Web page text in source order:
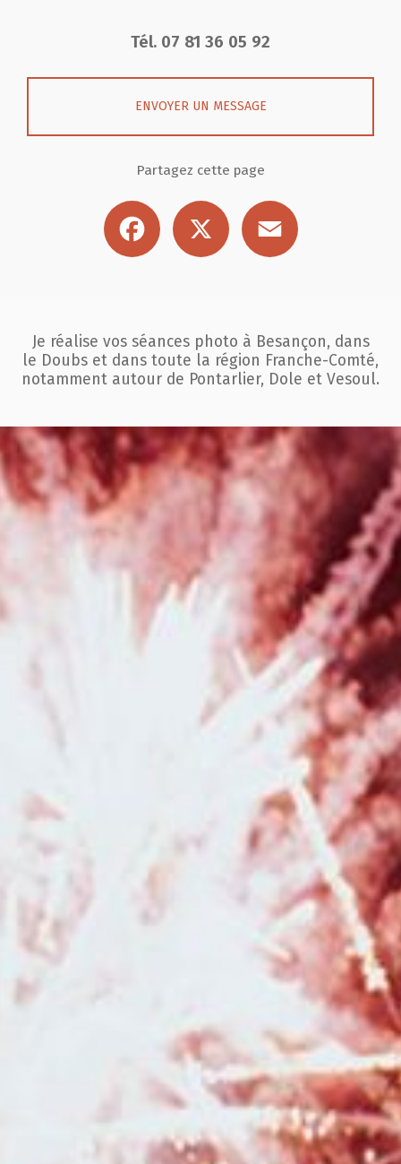
Tél. 07 81 36 05 92
ENVOYER UN MESSAGE
Partagez cette page
Facebook
Je réalise vos séances photo à Besançon, dans
le Doubs et dans toute la région Franche-Comté,
notamment autour de Pontarlier, Dole et Vesoul.